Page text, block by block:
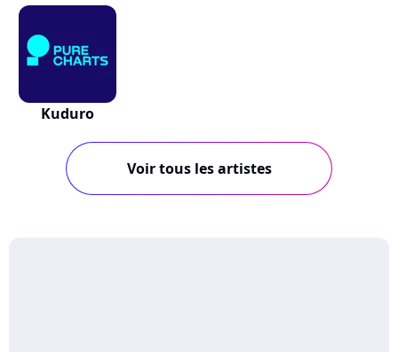
Kuduro
Voir tous les artistes